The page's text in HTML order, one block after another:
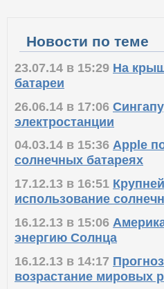
Новости по теме
23.07.14 в 15:29 На
батареи
26.06.14 в 17:06
электростанции
04.03.14 в 15:36 Apple
солнечных батареях
17.12.13 в 16:51
использование
16.12.13 в 15:06
энергию Солнца
16.12.13 в 14:17
возрастание мировых